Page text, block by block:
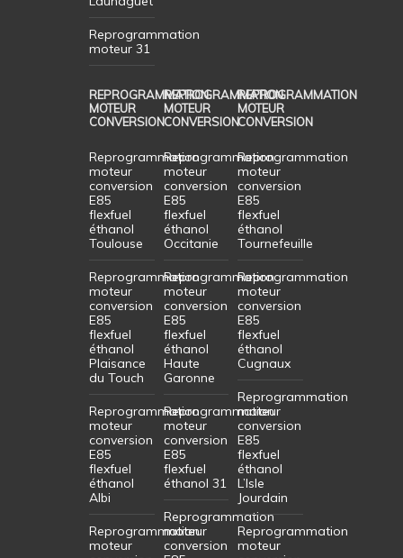
Reprogrammation
moteur 31
REPROGRAMMATION
MOTEUR
CONVERSION
Reprogrammation
moteur
conversion
E85
flexfuel
éthanol
Toulouse
Reprogrammation
moteur
conversion
E85
flexfuel
éthanol
Plaisance
du Touch
Reprogrammation
moteur
conversion
E85
flexfuel
éthanol
Albi
Reprogrammation
moteur
REPROGRAMMATION
MOTEUR
CONVERSION
Reprogrammation
moteur
conversion
E85
flexfuel
éthanol
Occitanie
Reprogrammation
moteur
conversion
E85
flexfuel
éthanol
Haute
Garonne
Reprogrammation
moteur
conversion
E85
flexfuel
éthanol 31
Reprogrammation
moteur
conversion
REPROGRAMMATION
MOTEUR
CONVERSION
Reprogrammation
moteur
conversion
E85
flexfuel
éthanol
Tournefeuille
Reprogrammation
moteur
conversion
E85
flexfuel
éthanol
Cugnaux
Reprogrammation
moteur
conversion
E85
flexfuel
éthanol
L’Isle
Jourdain
Reprogrammation
moteur